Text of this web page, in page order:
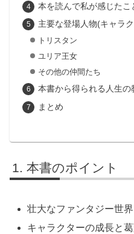
本を読んで私が感じたこ
主要な登場人物(キャラ
トリスタン
ユリア王女
その他の仲間たち
本書から得られる人生の
まとめ
本書のポイント
壮大なファンタジー世
キャラクターの成長と